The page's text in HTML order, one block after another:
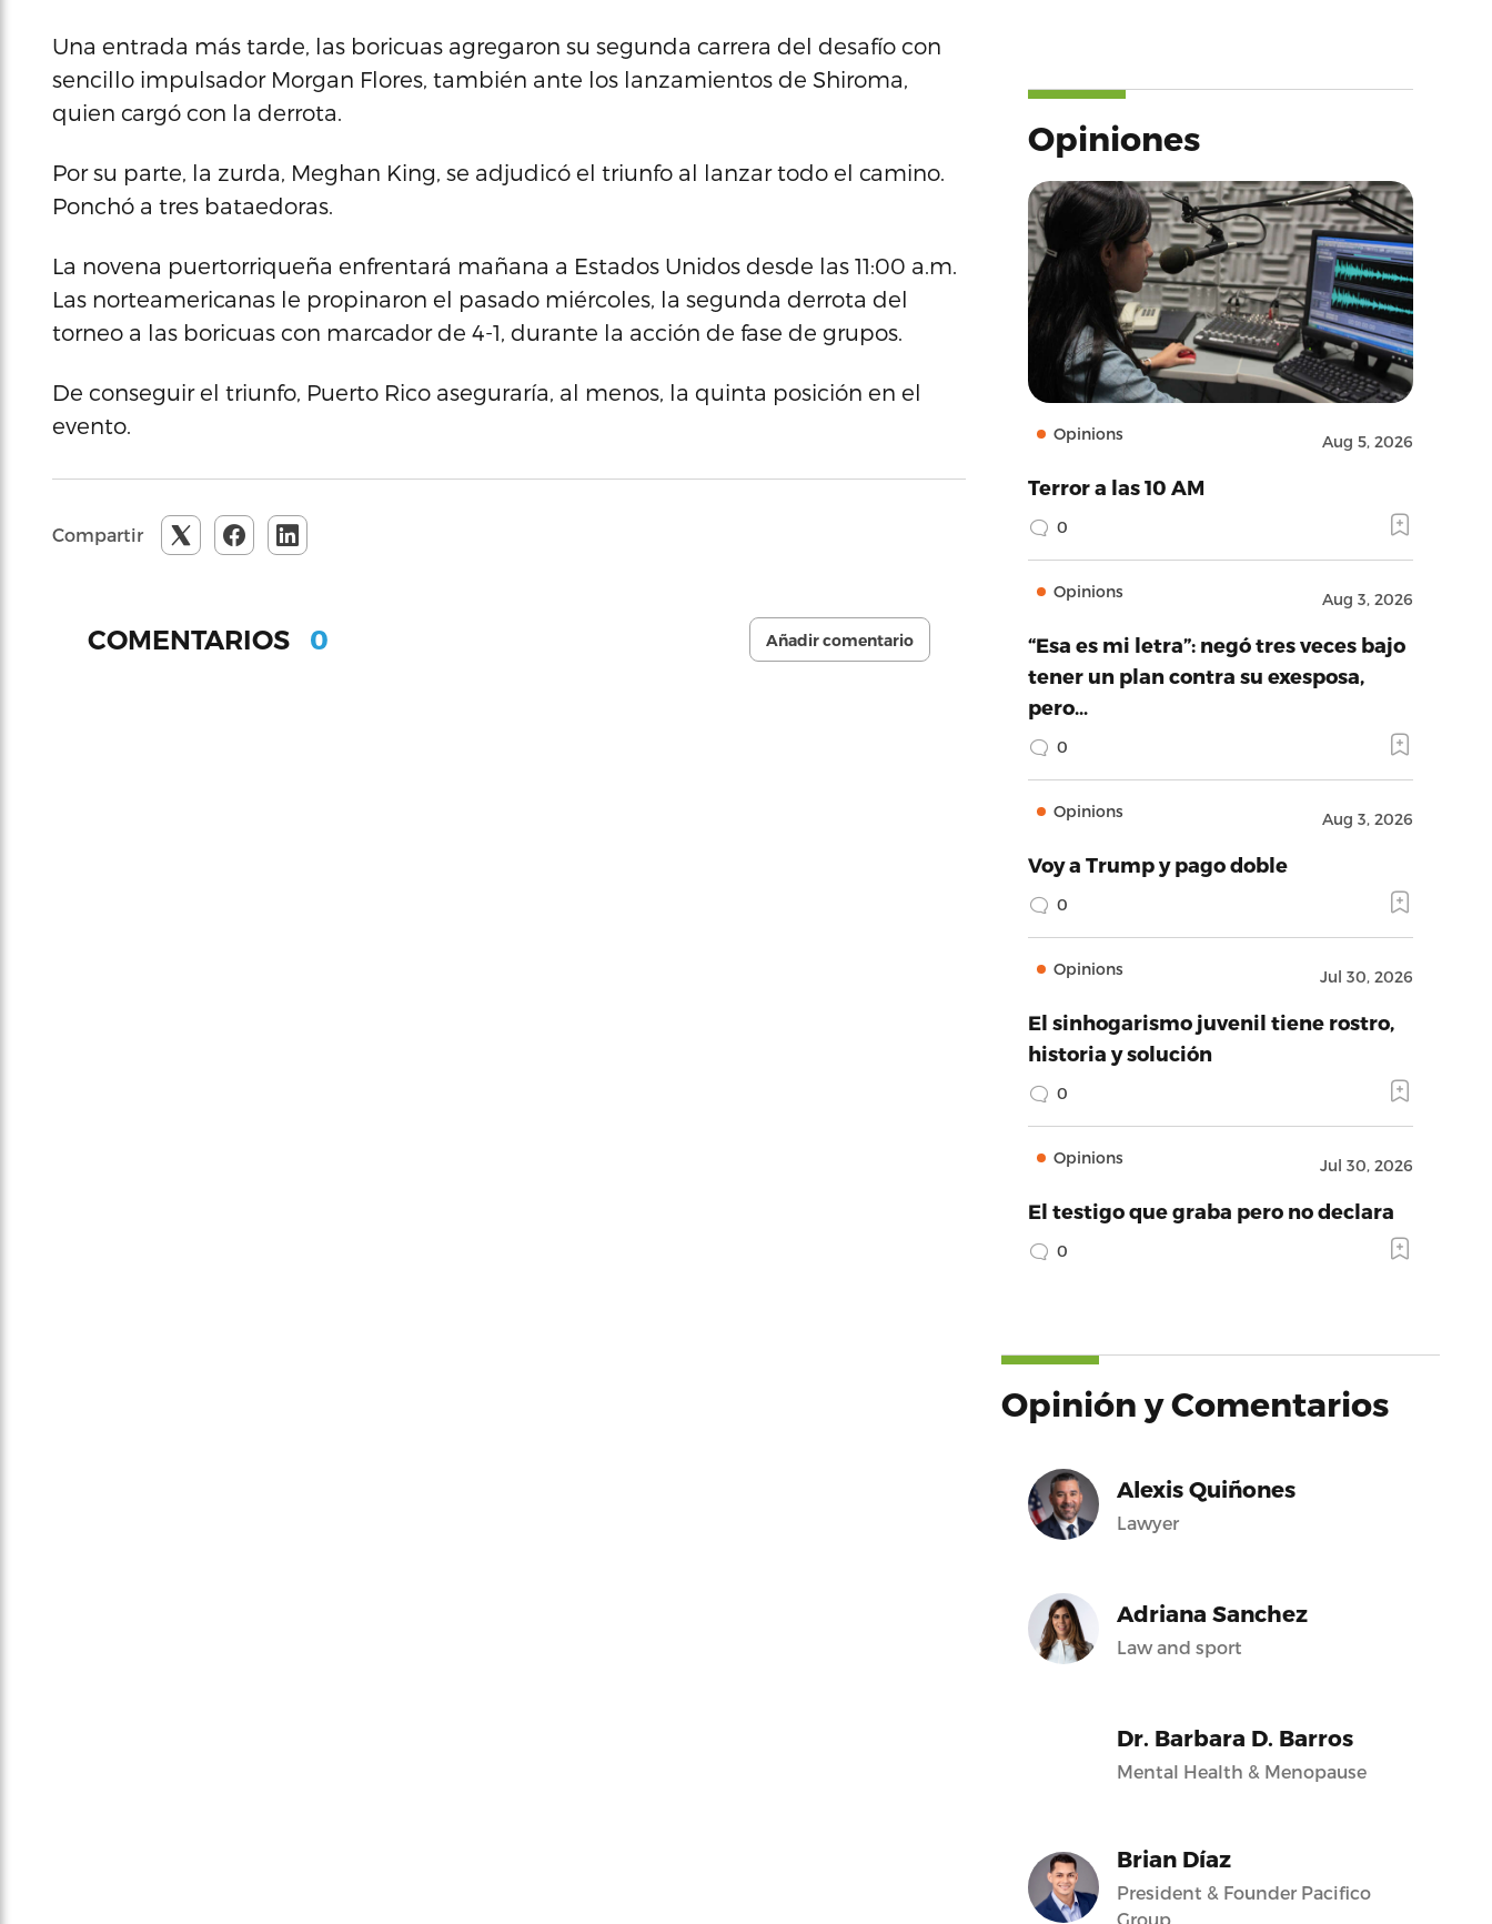
Una entrada más tarde, las boricuas agregaron su segunda carrera del desafío con
sencillo impulsador Morgan Flores, también ante los lanzamientos de Shiroma,
quien cargó con la derrota.
Por su parte, la zurda, Meghan King, se adjudicó el triunfo al lanzar todo el camino.
Ponchó a tres bataedoras.
La novena puertorriqueña enfrentará mañana a Estados Unidos desde las 11:00 a.m.
Las norteamericanas le propinaron el pasado miércoles, la segunda derrota del
torneo a las boricuas con marcador de 4-1, durante la acción de fase de grupos.
De conseguir el triunfo, Puerto Rico aseguraría, al menos, la quinta posición en el
evento.
Compartir
COMENTARIOS 0 Añadir comentario
Opiniones
Opinions Aug 5, 2026
Terror a las 10 AM
0
Opinions Aug 3, 2026
“Esa es mi letra”: negó tres veces bajo
tener un plan contra su exesposa,
pero…
0
Opinions Aug 3, 2026
Voy a Trump y pago doble
0
Opinions Jul 30, 2026
El sinhogarismo juvenil tiene rostro,
historia y solución
0
Opinions Jul 30, 2026
El testigo que graba pero no declara
0
Opinión y Comentarios
Alexis Quiñones
Lawyer
Adriana Sanchez
Law and sport
Dr. Barbara D. Barros
Mental Health & Menopause
Brian Díaz
President & Founder Pacifico
Group